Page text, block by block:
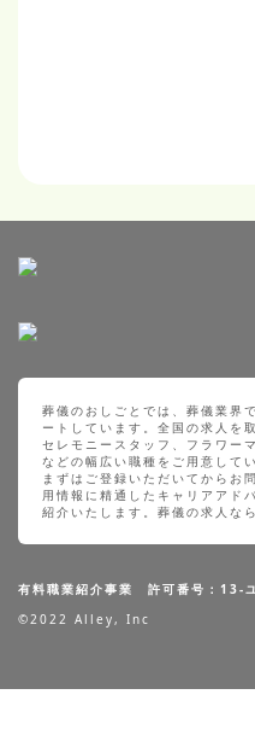
葬儀のおしごとでは、葬儀業界
ートしています。全国の求人を
セレモニースタッフ、フラワー
などの幅広い職種をご用意して
まずはご登録いただいてからお
用情報に精通したキャリアアド
紹介いたします。葬儀の求人な
有料職業紹介事業 許可番号：13-
©2022 Alley, Inc